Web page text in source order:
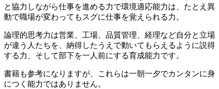
と協力しながら仕事を進める力で環境適応能力は、たとえ異
動で職場が変わってもスグに仕事を覚えられる力。
論理的思考力は営業、工場、品質管理、経理など自分と立場
が違う人たちを、納得したうえで動いてもらえるように説得
する力、そして部下を一人前にする育成能力です。
書籍も参考になりますが、これらは一朝一夕でカンタンに身
につく能力ではありません。